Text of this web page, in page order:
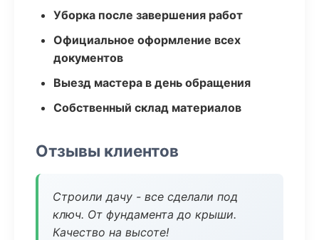
Уборка после завершения работ
Официальное оформление всех
документов
Выезд мастера в день обращения
Собственный склад материалов
Отзывы клиентов
Строили дачу - все сделали под
ключ. От фундамента до крыши.
Качество на высоте!